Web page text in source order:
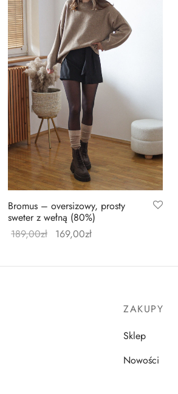
Bromus – oversizowy, prosty
sweter z wełną (80%)
189,00zł 169,00zł
ZAKUPY
Sklep
Nowości